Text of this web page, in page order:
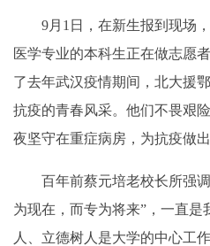
9月1日，在新生报到现场
医学专业的本科生正在做志愿
了去年武汉疫情期间，北大援
抗疫的青春风采。他们不畏艰
夜坚守在重症病房，为抗疫做出
百年前蔡元培老校长所强
为现在，而专为将来”，一直
人、立德树人是大学的中心工